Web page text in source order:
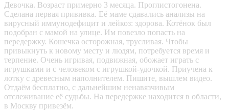
Девочка. Возраст примерно 3 месяца. Проглистогонена.
Сделана первая прививка. Её маме сдавались анализы на
вирусный иммунодефицит и лейкоз: здорова. Котёнок был
подобран с мамой на улице. Им повезло попасть на
передержку. Кошечка осторожная, трусливая. Чтобы
привыкнуть к новому месту и людям, потребуется время и
терпение. Очень игривая, подвижная, обожает играть с
игрушками и с человеком с игрушкой-удочкой. Приучена к
лотку с древесным наполнителем. Пишите, вышлем видео.
Отдаём бесплатно, с дальнейшим ненавязчивым
отслеживание её судьбы. На передержке находится в области,
в Москву привезём.